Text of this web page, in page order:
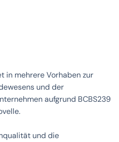
in mehrere Vorhaben zur
und der
aufgrund BCBS239
und die